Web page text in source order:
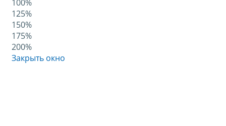
100%
125%
150%
175%
200%
Закрыть окно